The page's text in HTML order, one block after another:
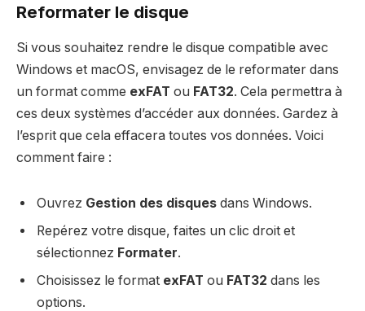
Reformater le disque
Si vous souhaitez rendre le disque compatible avec
Windows et macOS, envisagez de le reformater dans
un format comme exFAT ou FAT32. Cela permettra à
ces deux systèmes d’accéder aux données. Gardez à
l’esprit que cela effacera toutes vos données. Voici
comment faire :
Ouvrez Gestion des disques dans Windows.
Repérez votre disque, faites un clic droit et
sélectionnez Formater.
Choisissez le format exFAT ou FAT32 dans les
options.